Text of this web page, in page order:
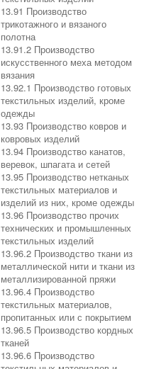
13.91 Производство
трикотажного и вязаного
полотна
13.91.2 Производство
искусственного меха методом
вязания
13.92.1 Производство готовых
текстильных изделий, кроме
одежды
13.93 Производство ковров и
ковровых изделий
13.94 Производство канатов,
веревок, шпагата и сетей
13.95 Производство нетканых
текстильных материалов и
изделий из них, кроме одежды
13.96 Производство прочих
технических и промышленных
текстильных изделий
13.96.2 Производство ткани из
металлической нити и ткани из
металлизированной пряжи
13.96.4 Производство
текстильных материалов,
пропитанных или с покрытием
13.96.5 Производство кордных
тканей
13.96.6 Производство